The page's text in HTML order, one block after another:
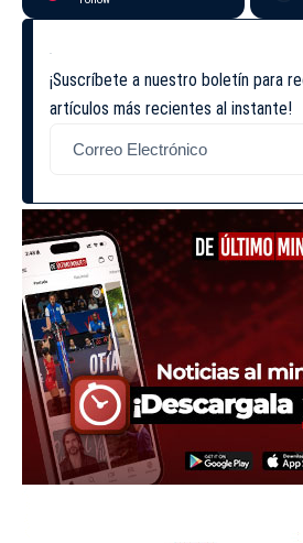
¡Suscríbete a nuestro boletín para
artículos más recientes al instante!